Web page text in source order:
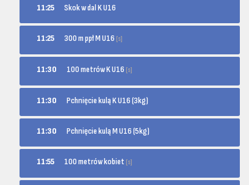
11:25 Skok w dal K U16
11:25 300 m ppł M U16 [s]
11:30 100 metrów K U16 [s]
11:30 Pchnięcie kulą K U16 (3kg)
11:30 Pchnięcie kulą M U16 (5kg)
11:55 100 metrów kobiet [s]